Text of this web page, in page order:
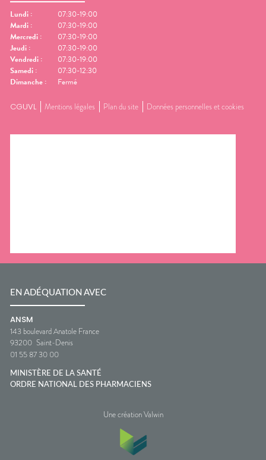
Lundi :
07:30-19:00
Mardi :
07:30-19:00
Mercredi :
07:30-19:00
Jeudi :
07:30-19:00
Vendredi :
07:30-19:00
Samedi :
07:30-12:30
Dimanche : Fermé
CGUVL Mentions légales Plan du site Données personnelles et cookies
EN ADÉQUATION AVEC
ANSM
143 boulevard Anatole France
93200 Saint-Denis
01 55 87 30 00
MINISTÈRE DE LA SANTÉ
ORDRE NATIONAL DES PHARMACIENS
Une création Valwin